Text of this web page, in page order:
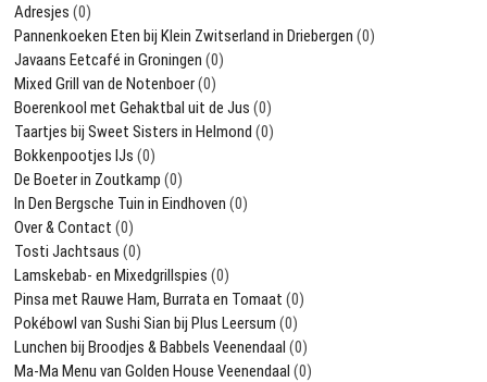
Adresjes (0)
Pannenkoeken Eten bij Klein Zwitserland in Driebergen (0)
Javaans Eetcafé in Groningen (0)
Mixed Grill van de Notenboer(0)
Boerenkool met Gehaktbal uit de Jus (0)
Taartjes bij Sweet Sisters in Helmond (0)
Bokkenpootjes IJs (0)
De Boeter in Zoutkamp (0)
In Den Bergsche Tuin in Eindhoven (0)
Over & Contact (0)
Tosti Jachtsaus (0)
Lamskebab- en Mixedgrillspies (0)
Pinsa met Rauwe Ham, Burrata en Tomaat (0)
Pokébowl van Sushi Sian bij Plus Leersum (0)
Lunchen bij Broodjes & Babbels Veenendaal (0)
Ma-Ma Menu van Golden House Veenendaal (0)